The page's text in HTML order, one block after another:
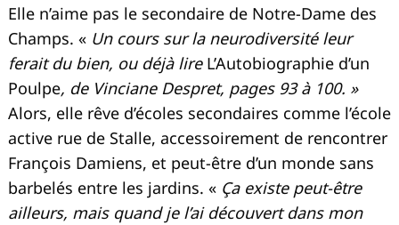
Elle n’aime pas le secondaire de Notre-Dame des
Champs. « Un cours sur la neurodiversité leur
ferait du bien, ou déjà lire L’Autobiographie d’un
Poulpe, de Vinciane Despret, pages 93 à 100. »
Alors, elle rêve d’écoles secondaires comme l’école
active rue de Stalle, accessoirement de rencontrer
François Damiens, et peut-être d’un monde sans
barbelés entre les jardins. « Ça existe peut-être
ailleurs, mais quand je l’ai découvert dans mon